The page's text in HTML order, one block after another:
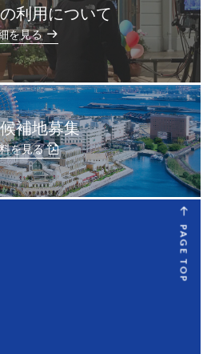
利用について
を見る
補地募集
を見る
PAGE TOP